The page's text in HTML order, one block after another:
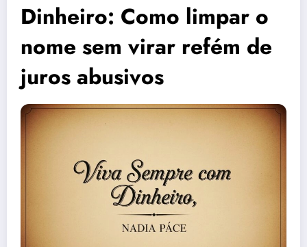
Dinheiro: Como limpar o
nome sem virar refém de
juros abusivos